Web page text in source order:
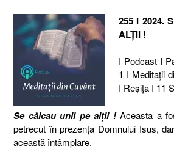
255 I 2024.
ALȚII !
I Podcast I
1 I Meditaţii
I Reşiţa I 11
Se călcau unii pe alții !Aceasta a
petrecut în prezența Domnului Isus,
această întâmplare.